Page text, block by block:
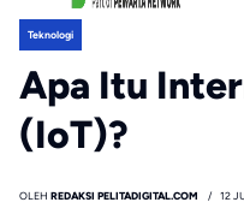
Teknologi
Apa Itu
(IoT)?
OLEH REDAKSI PELITADIGITAL.COM 12